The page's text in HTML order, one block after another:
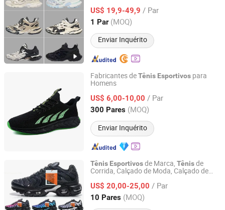
US$ 19,9-49,9 / Par
1 Par (MOQ)
Enviar Inquérito
Guangdong, China Desde 2025
Fabricantes deTênis Esportivos para
Homens
US$ 6,00-10,00 / Par
300 Pares (MOQ)
Enviar Inquérito
QUANZHOU JINJIANG NEW BLT SHOES CO.,LTD
Fujian, China Desde 2011
Tênis Esportivosde Marca, Tênisde
Corrida, Calçado de Moda, Calçado de
de Putian eTênisde Basquete
US$ 20,00-25,00 / Par
10 Pares (MOQ)
Shishi City Arkr Valley Flying Network Garment Store
Fujian, China Desde 2025